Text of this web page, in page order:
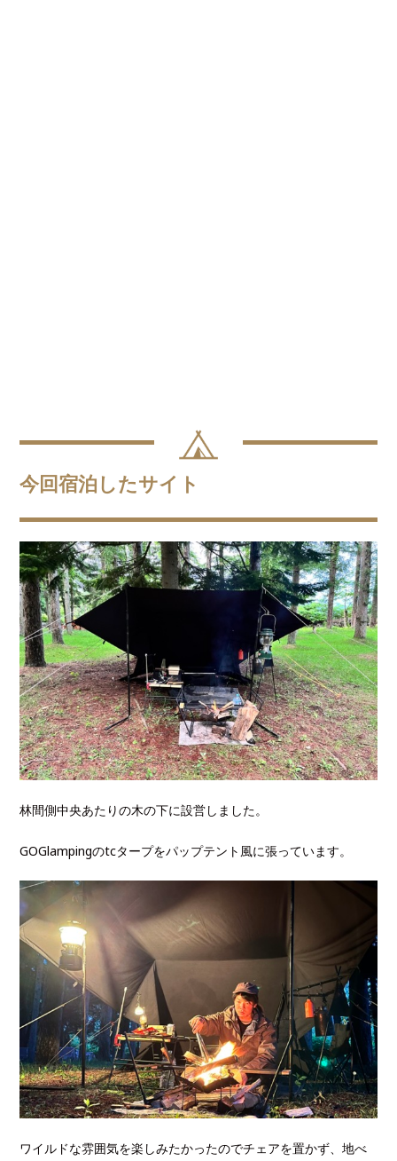
今回宿泊したサイト
林間側中央あたりの木の下に設営しました。
GOGlampingのtcタープをパップテント風に張っています。
ワイルドな雰囲気を楽しみたかったのでチェアを置かず、地べ